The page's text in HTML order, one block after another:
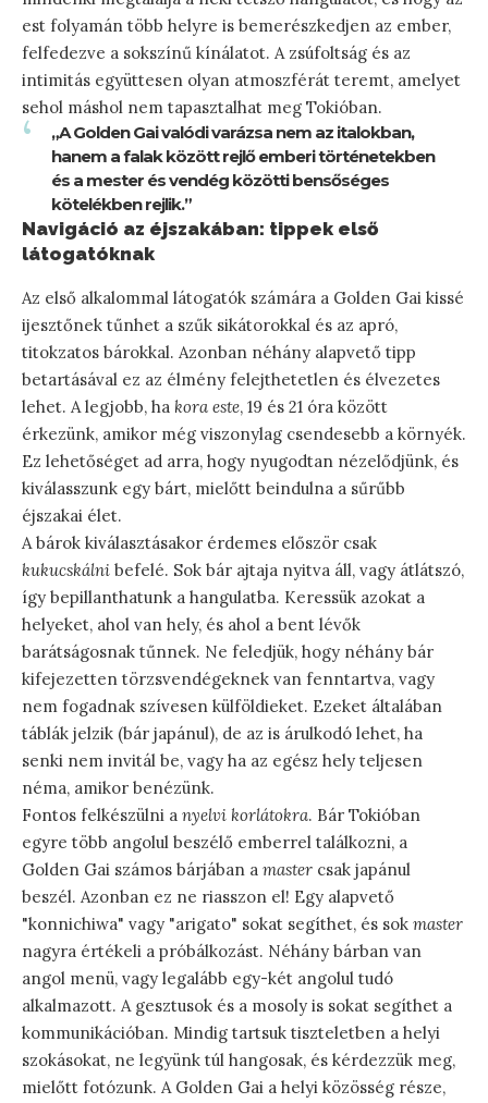
est folyamán több helyre is bemerészkedjen az ember,
felfedezve a sokszínű kínálatot. A zsúfoltság és az
intimitás együttesen olyan atmoszférát teremt, amelyet
sehol máshol nem tapasztalhat meg Tokióban.
„A Golden Gai valódi varázsa nem az italokban,
hanem a falak között rejlő emberi történetekben
és a mester és vendég közötti bensőséges
kötelékben rejlik.”
Navigáció az éjszakában: tippek első
látogatóknak
Az első alkalommal látogatók számára a Golden Gai kissé
ijesztőnek tűnhet a szűk sikátorokkal és az apró,
titokzatos bárokkal. Azonban néhány alapvető tipp
betartásával ez az élmény felejthetetlen és élvezetes
lehet. A legjobb, ha kora este, 19 és 21 óra között
érkezünk, amikor még viszonylag csendesebb a környék.
Ez lehetőséget ad arra, hogy nyugodtan nézelődjünk, és
kiválasszunk egy bárt, mielőtt beindulna a sűrűbb
éjszakai élet.
A bárok kiválasztásakor érdemes először csak
kukucskálni befelé. Sok bár ajtaja nyitva áll, vagy átlátszó,
így bepillanthatunk a hangulatba. Keressük azokat a
helyeket, ahol van hely, és ahol a bent lévők
barátságosnak tűnnek. Ne feledjük, hogy néhány bár
kifejezetten törzsvendégeknek van fenntartva, vagy
nem fogadnak szívesen külföldieket. Ezeket általában
táblák jelzik (bár japánul), de az is árulkodó lehet, ha
senki nem invitál be, vagy ha az egész hely teljesen
néma, amikor benézünk.
Fontos felkészülni a nyelvi korlátokra. Bár Tokióban
egyre több angolul beszélő emberrel találkozni, a
Golden Gai számos bárjában a master csak japánul
beszél. Azonban ez ne riasszon el! Egy alapvető
"konnichiwa" vagy "arigato" sokat segíthet, és sok master
nagyra értékeli a próbálkozást. Néhány bárban van
angol menü, vagy legalább egy-két angolul tudó
alkalmazott. A gesztusok és a mosoly is sokat segíthet a
kommunikációban. Mindig tartsuk tiszteletben a helyi
szokásokat, ne legyünk túl hangosak, és kérdezzük meg,
mielőtt fotózunk. A Golden Gai a helyi közösség része,